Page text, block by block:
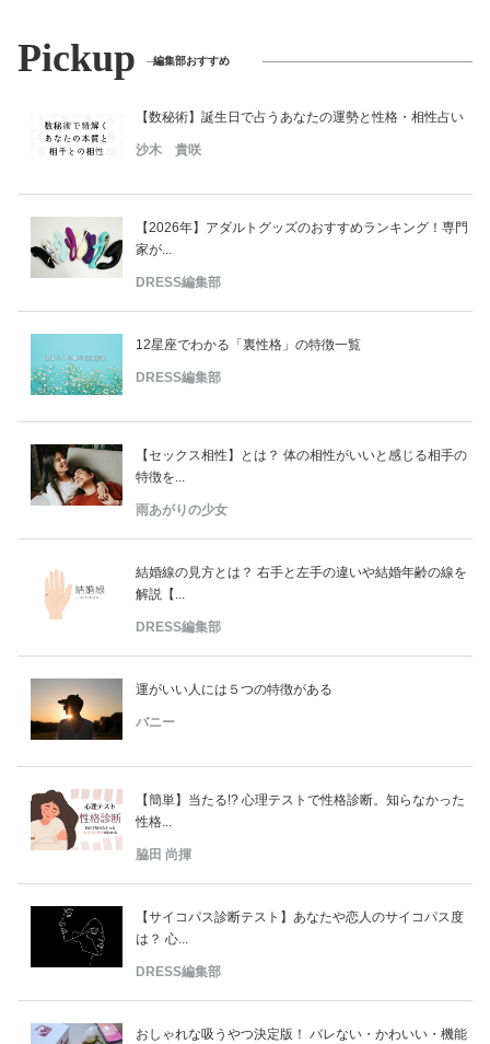
Pickup 編集部おすすめ
【数秘術】誕生日で占うあなたの運勢と性格・相性占い
沙木 貴咲
【2026年】アダルトグッズのおすすめランキング！専門
家が...
DRESS編集部
12星座でわかる「裏性格」の特徴一覧
DRESS編集部
【セックス相性】とは？ 体の相性がいいと感じる相手の
特徴を...
雨あがりの少女
結婚線の見方とは？ 右手と左手の違いや結婚年齢の線を
解説【...
DRESS編集部
運がいい人には５つの特徴がある
バニー
【簡単】当たる!? 心理テストで性格診断。知らなかった
性格...
脇田 尚揮
【サイコパス診断テスト】あなたや恋人のサイコパス度
は？ 心...
DRESS編集部
おしゃれな吸うやつ決定版！ バレない・かわいい・機能